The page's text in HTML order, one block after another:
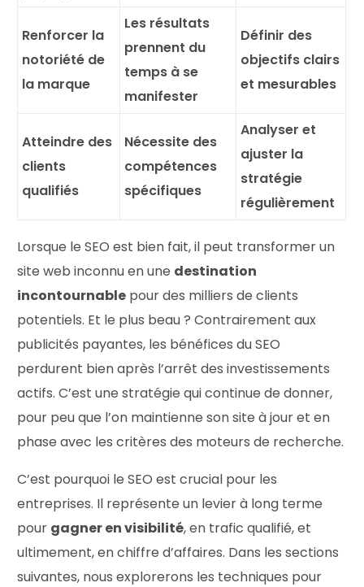
Renforcer la
notoriété de
la marque
Les résultats
prennent du
temps à se
manifester
Définir des
objectifs clairs
et mesurables
Atteindre des
clients
qualifiés
Nécessite des
compétences
spécifiques
Analyser et
ajuster la
stratégie
régulièrement
Lorsque le SEO est bien fait, il peut transformer un
site web inconnu en une destination
incontournable pour des milliers de clients
potentiels. Et le plus beau ? Contrairement aux
publicités payantes, les bénéfices du SEO
perdurent bien après l’arrêt des investissements
actifs. C’est une stratégie qui continue de donner,
pour peu que l’on maintienne son site à jour et en
phase avec les critères des moteurs de recherche.
C’est pourquoi le SEO est crucial pour les
entreprises. Il représente un levier à long terme
pour gagner en visibilité, en trafic qualifié, et
ultimement, en chiffre d’affaires. Dans les sections
suivantes, nous explorerons les techniques pour